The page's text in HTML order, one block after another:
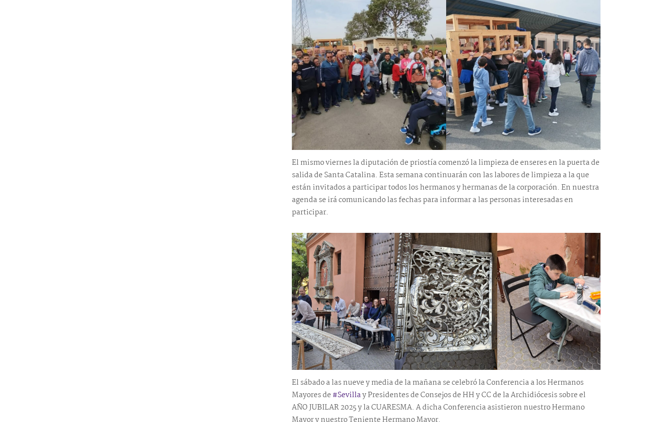
El mismo viernes la diputación de priostía comenzó la limpieza de enseres en la puerta de
salida de Santa Catalina. Esta semana continuarán con las labores de limpieza a la que
están invitados a participar todos los hermanos y hermanas de la corporación. En nuestra
agenda se irá comunicando las fechas para informar a las personas interesadas en
participar.
El sábado a las nueve y media de la mañana se celebró la Conferencia a los Hermanos
Mayores de #Sevillay Presidentes de Consejos de HH y CC de la Archidiócesis sobre el
AÑO JUBILAR 2025 y la CUARESMA. A dicha Conferencia asistieron nuestro Hermano